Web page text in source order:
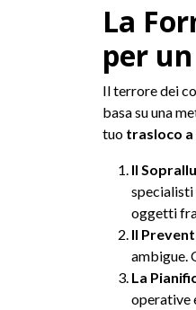
La
per
Il terrore dei
basa su una
tuo trasloco a
Il
specialisti
oggetti
Il
ambigue.
La
operative